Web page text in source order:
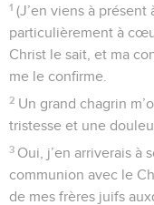
1 (J’en viens à
particulièrement à
Christ le sait, et ma
me le confirme.
2 Un grand chagrin
tristesse et une
3 Oui, j’en arriverais à
communion avec le
de mes frères juifs